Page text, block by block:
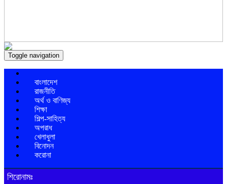
Toggle navigation
বাংলাদেশ
রাজনীতি
অর্থ ও বাণিজ্য
শিক্ষা
শিল্প-সাহিত্য
অপরাধ
খেলাধুলা
বিনোদন
করোনা
শিরোনামঃ